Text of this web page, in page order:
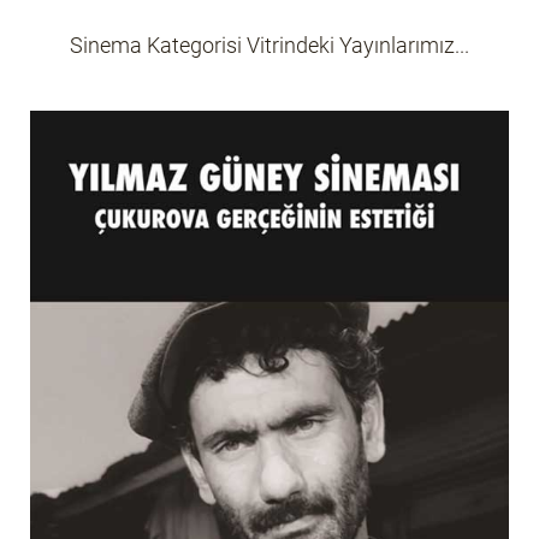
ANI-MEKTUP
EFSANE
ÇOCUK KITAPLARI
KIŞISEL GELIŞIM
Sinema Kategorisi Vitrindeki Yayınlarımız...